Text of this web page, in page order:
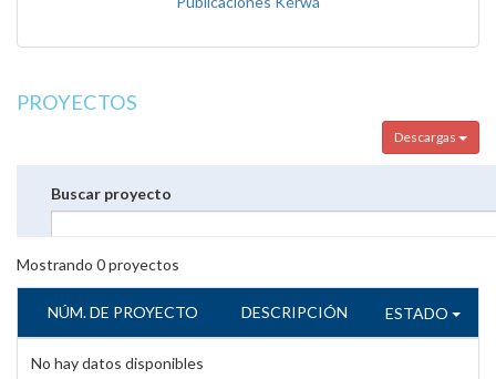
PROYECTOS
Descargas
Buscar proyecto
Mostrando 0proyectos
NÚM. DE PROYECTO DESCRIPCIÓN ESTADO
No hay datos disponibles